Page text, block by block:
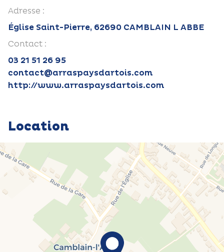
Adresse :
Église Saint-Pierre, 62690 CAMBLAIN L ABBE
Contact :
03 21 51 26 95
contact@arraspaysdartois.com
http://www.arraspaysdartois.com
Location